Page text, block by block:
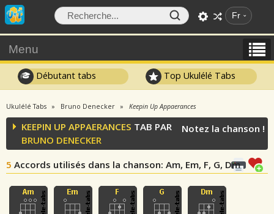
Fr
Menu
Débutant tabs Top Ukulélé Tabs
Ukulélé Tabs Bruno Denecker Keepin Up Appaerances
KEEPIN UP APPAERANCES TAB PAR
BRUNO DENECKER
5 Accords utilisés dans la chanson: Am, Em, F, G, Dm
Notez la chanson !